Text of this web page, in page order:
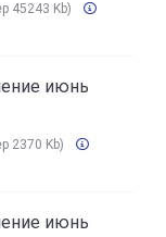
45243 Kb)
июнь
2370 Kb)
июнь